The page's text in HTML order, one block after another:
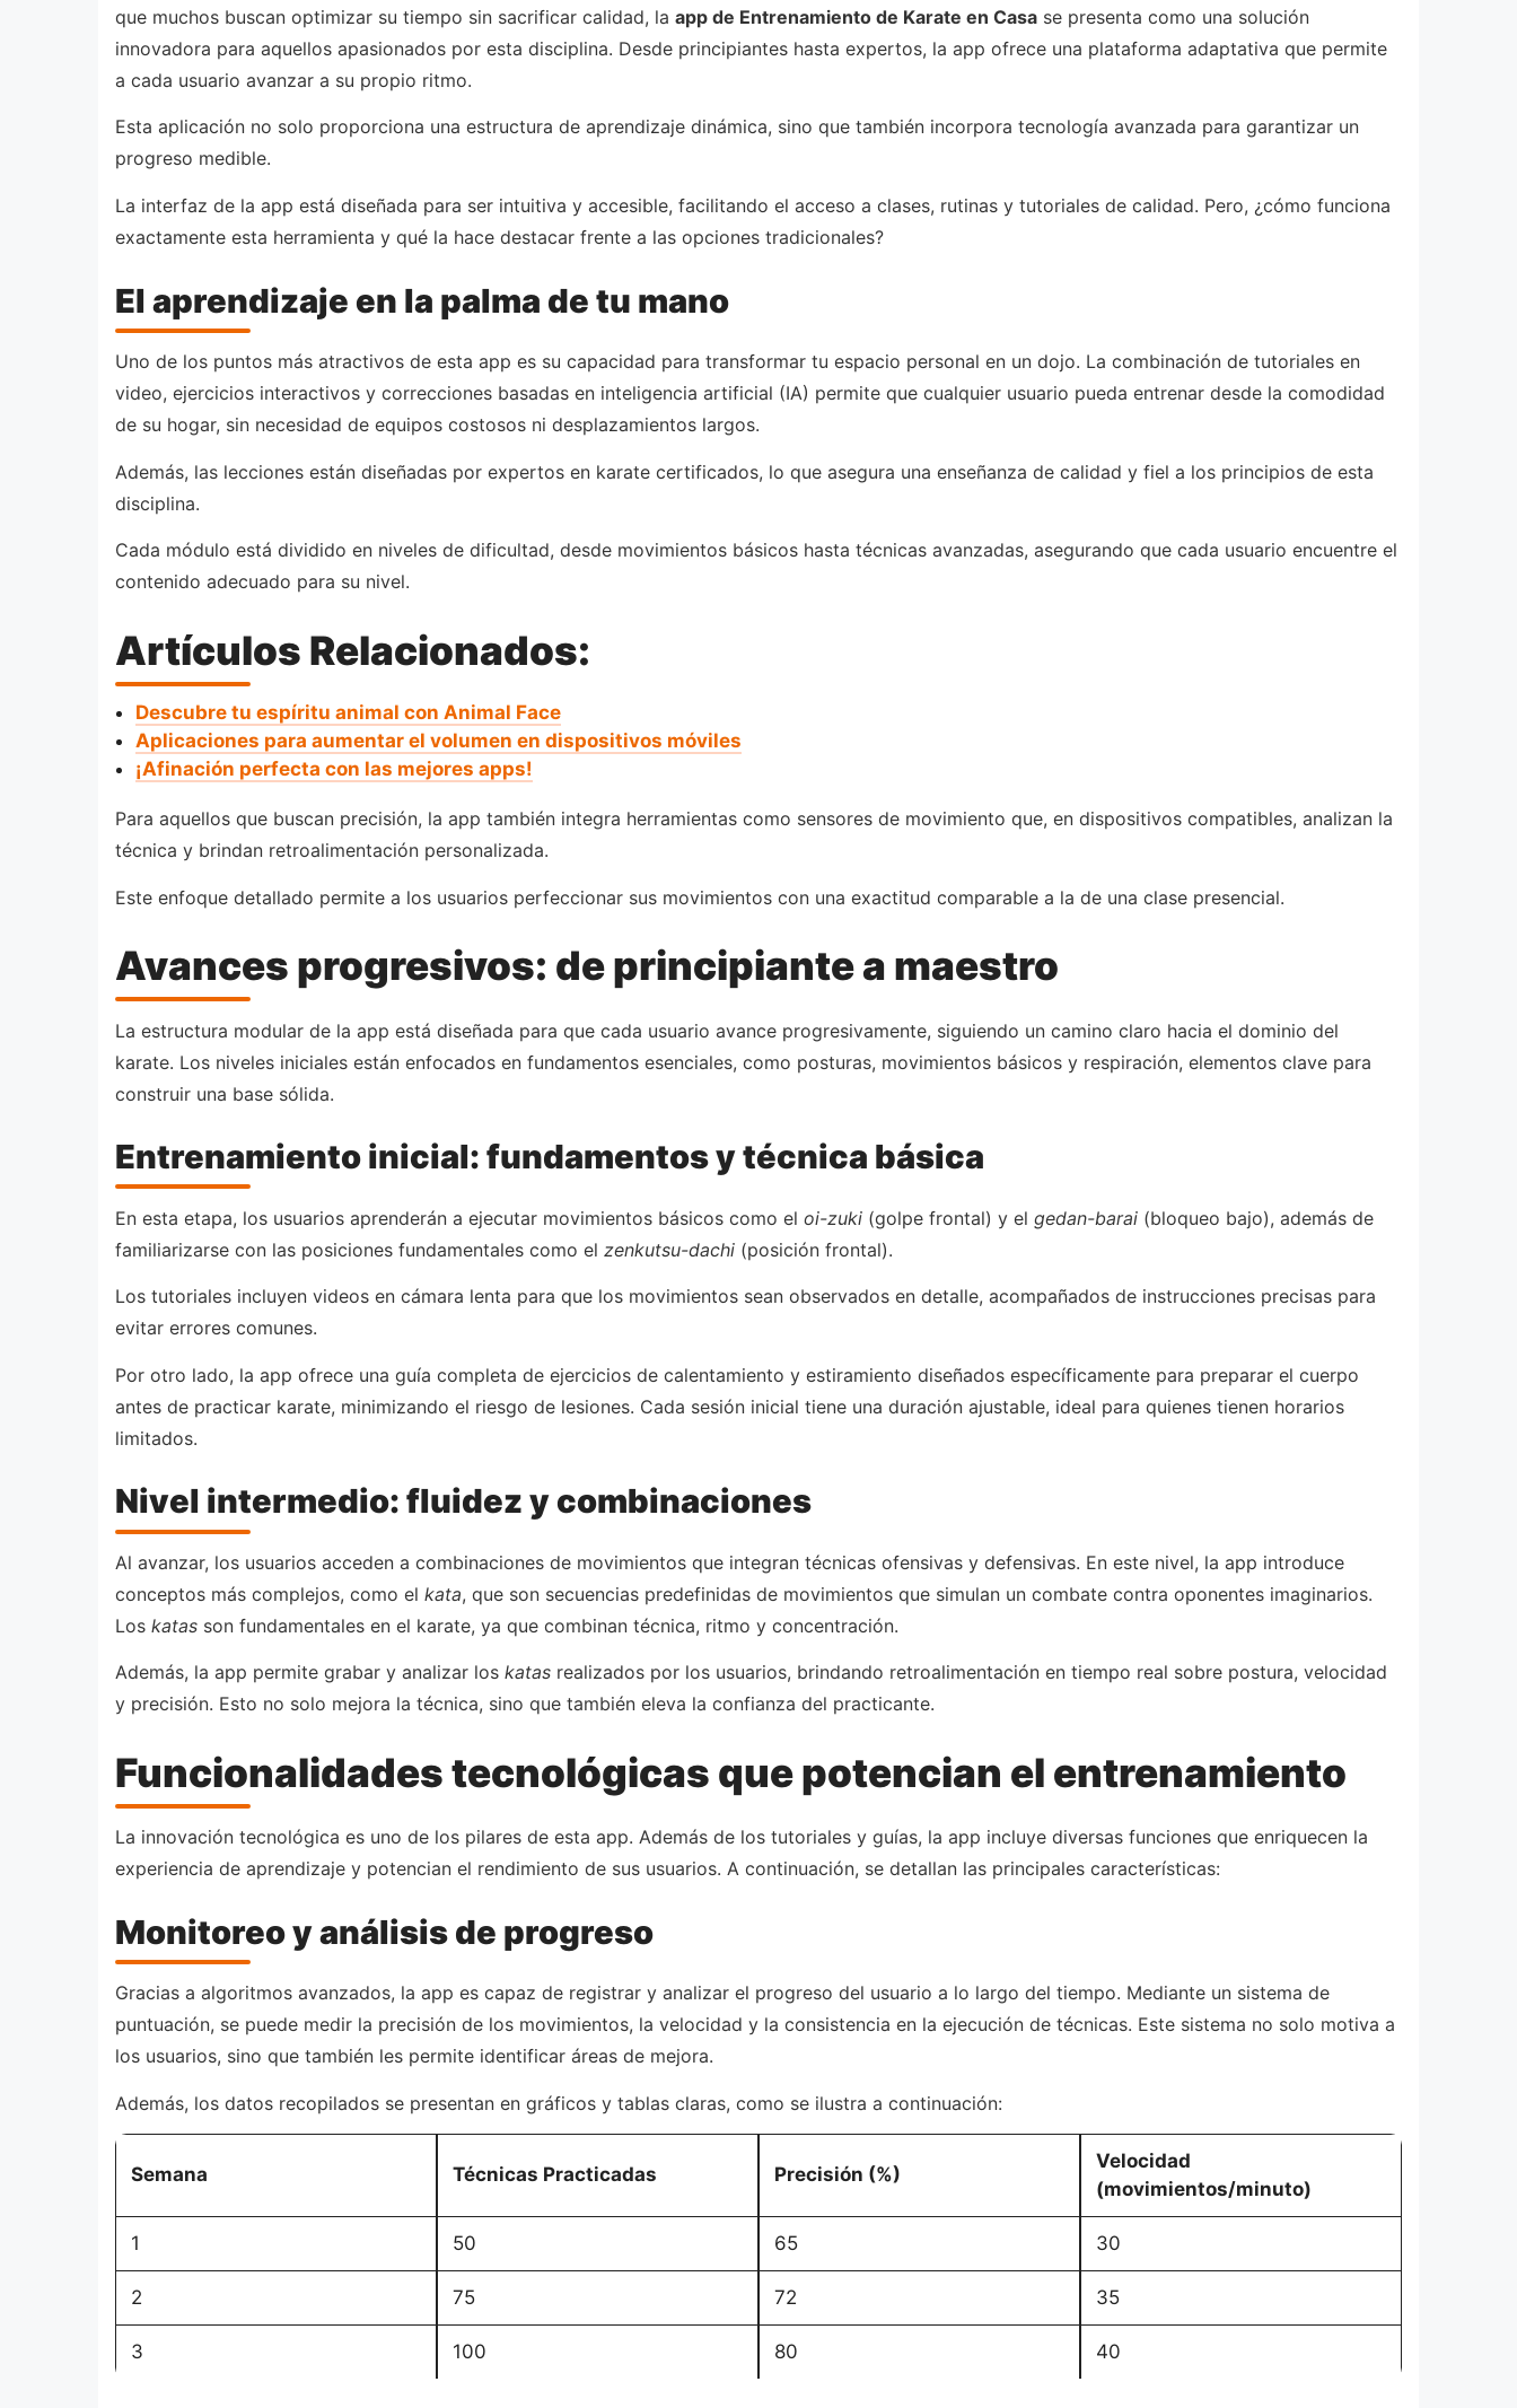
que muchos buscan optimizar su tiempo sin sacrificar calidad, la app de Entrenamiento de Karate en Casa se presenta como una solución
innovadora para aquellos apasionados por esta disciplina. Desde principiantes hasta expertos, la app ofrece una plataforma adaptativa que permite
a cada usuario avanzar a su propio ritmo.
Esta aplicación no solo proporciona una estructura de aprendizaje dinámica, sino que también incorpora tecnología avanzada para garantizar un
progreso medible.
La interfaz de la app está diseñada para ser intuitiva y accesible, facilitando el acceso a clases, rutinas y tutoriales de calidad. Pero, ¿cómo funciona
exactamente esta herramienta y qué la hace destacar frente a las opciones tradicionales?
El aprendizaje en la palma de tu mano
Uno de los puntos más atractivos de esta app es su capacidad para transformar tu espacio personal en un dojo. La combinación de tutoriales en
video, ejercicios interactivos y correcciones basadas en inteligencia artificial (IA) permite que cualquier usuario pueda entrenar desde la comodidad
de su hogar, sin necesidad de equipos costosos ni desplazamientos largos.
Además, las lecciones están diseñadas por expertos en karate certificados, lo que asegura una enseñanza de calidad y fiel a los principios de esta
disciplina.
Cada módulo está dividido en niveles de dificultad, desde movimientos básicos hasta técnicas avanzadas, asegurando que cada usuario encuentre el
contenido adecuado para su nivel.
Artículos Relacionados:
Descubre tu espíritu animal con Animal Face
Aplicaciones para aumentar el volumen en dispositivos móviles
¡Afinación perfecta con las mejores apps!
Para aquellos que buscan precisión, la app también integra herramientas como sensores de movimiento que, en dispositivos compatibles, analizan la
técnica y brindan retroalimentación personalizada.
Este enfoque detallado permite a los usuarios perfeccionar sus movimientos con una exactitud comparable a la de una clase presencial.
Avances progresivos: de principiante a maestro
La estructura modular de la app está diseñada para que cada usuario avance progresivamente, siguiendo un camino claro hacia el dominio del
karate. Los niveles iniciales están enfocados en fundamentos esenciales, como posturas, movimientos básicos y respiración, elementos clave para
construir una base sólida.
Entrenamiento inicial: fundamentos y técnica básica
En esta etapa, los usuarios aprenderán a ejecutar movimientos básicos como el oi-zuki (golpe frontal) y el gedan-barai (bloqueo bajo), además de
familiarizarse con las posiciones fundamentales como el zenkutsu-dachi (posición frontal).
Los tutoriales incluyen videos en cámara lenta para que los movimientos sean observados en detalle, acompañados de instrucciones precisas para
evitar errores comunes.
Por otro lado, la app ofrece una guía completa de ejercicios de calentamiento y estiramiento diseñados específicamente para preparar el cuerpo
antes de practicar karate, minimizando el riesgo de lesiones. Cada sesión inicial tiene una duración ajustable, ideal para quienes tienen horarios
limitados.
Nivel intermedio: fluidez y combinaciones
Al avanzar, los usuarios acceden a combinaciones de movimientos que integran técnicas ofensivas y defensivas. En este nivel, la app introduce
conceptos más complejos, como el kata, que son secuencias predefinidas de movimientos que simulan un combate contra oponentes imaginarios.
Los katas son fundamentales en el karate, ya que combinan técnica, ritmo y concentración.
Además, la app permite grabar y analizar los katas realizados por los usuarios, brindando retroalimentación en tiempo real sobre postura, velocidad
y precisión. Esto no solo mejora la técnica, sino que también eleva la confianza del practicante.
Funcionalidades tecnológicas que potencian el entrenamiento
La innovación tecnológica es uno de los pilares de esta app. Además de los tutoriales y guías, la app incluye diversas funciones que enriquecen la
experiencia de aprendizaje y potencian el rendimiento de sus usuarios. A continuación, se detallan las principales características:
Monitoreo y análisis de progreso
Gracias a algoritmos avanzados, la app es capaz de registrar y analizar el progreso del usuario a lo largo del tiempo. Mediante un sistema de
puntuación, se puede medir la precisión de los movimientos, la velocidad y la consistencia en la ejecución de técnicas. Este sistema no solo motiva a
los usuarios, sino que también les permite identificar áreas de mejora.
Además, los datos recopilados se presentan en gráficos y tablas claras, como se ilustra a continuación:
Semana Técnicas Practicadas Precisión (%)
Velocidad
(movimientos/minuto)
1 50 65 30
2 75 72 35
3 100 80 40